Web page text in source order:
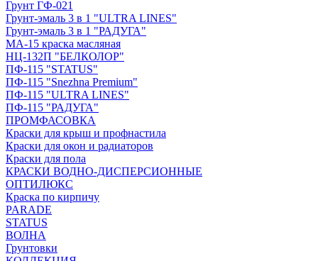
Грунт ГФ-021
Грунт-эмаль 3 в 1 "ULTRA LINES"
Грунт-эмаль 3 в 1 "РАДУГА"
МА-15 краска масляная
НЦ-132П "БЕЛКОЛОР"
ПФ-115 "STATUS"
ПФ-115 "Snezhna Premium"
ПФ-115 "ULTRA LINES"
ПФ-115 "РАДУГА"
ПРОМФАСОВКА
Краски для крыш и профнастила
Краски для окон и радиаторов
Краски для пола
КРАСКИ ВОДНО-ДИСПЕРСИОННЫЕ
ОПТИЛЮКС
Краска по кирпичу
PARADE
STATUS
ВОЛНА
Грунтовки